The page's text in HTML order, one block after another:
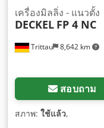
Trittau 8,642 km
เครื่องมิลลิ่ง - แนวตั้ง
DECKEL FP 4 NC
สอบถาม
สภาพ: ใช้แล้ว,